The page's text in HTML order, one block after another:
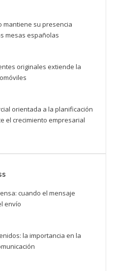
mantiene su presencia
mesas españolas
originales extiende la
orientada a la planificación
el crecimiento empresarial
cuando el mensaje
envío
la importancia en la